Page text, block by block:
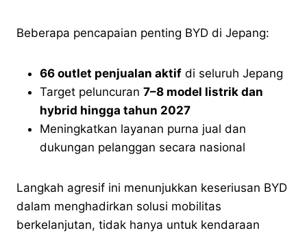
Beberapa pencapaian penting BYD di Jepang:
66 outlet penjualan aktif di seluruh Jepang
Target peluncuran 7–8 model listrik dan
hybrid hingga tahun 2027
Meningkatkan layanan purna jual dan
dukungan pelanggan secara nasional
Langkah agresif ini menunjukkan keseriusan BYD
dalam menghadirkan solusi mobilitas
berkelanjutan, tidak hanya untuk kendaraan